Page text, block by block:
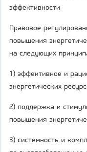
эффективности
Правовое
повышения
на следующих
1) эффективное и
энергетических
2) поддержка и
повышения
3) системность и